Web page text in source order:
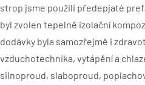
strop jsme použili předepjaté
byl zvolen tepelně izolační
dodávky byla samozřejmě i
vzduchotechnika, vytápění a
silnoproud, slaboproud,